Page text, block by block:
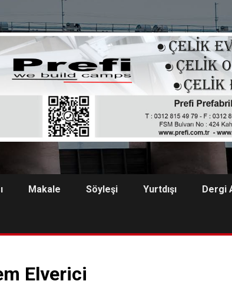
Makale Söyleşi Yurtdışı Dergi
Elverici